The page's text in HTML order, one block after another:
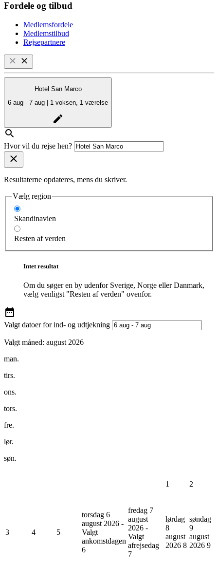
Fordele og tilbud
Medlemsfordele
Medlemstilbud
Rejsepartnere
Hotel San Marco
6 aug - 7 aug | 1 voksen, 1 værelse
Hvor vil du rejse hen?
Resultaterne opdateres, mens du skriver.
Vælg region
Skandinavien
Resten af verden
Intet resultat
Om du søger en by udenfor Sverige, Norge eller Danmark,
vælg venligst "Resten af verden" ovenfor.
Valgt datoer for ind- og udtjekning
Valgt måned: august 2026
man.
tirs.
ons.
tors.
fre.
lør.
søn.
1 2
3 4 5
torsdag 6
august 2026 -
Valgt
ankomstdagen
6
fredag 7
august
2026 -
Valgt
afrejsedag
7
lørdag
8
august
2026 8
søndag
9
august
2026 9